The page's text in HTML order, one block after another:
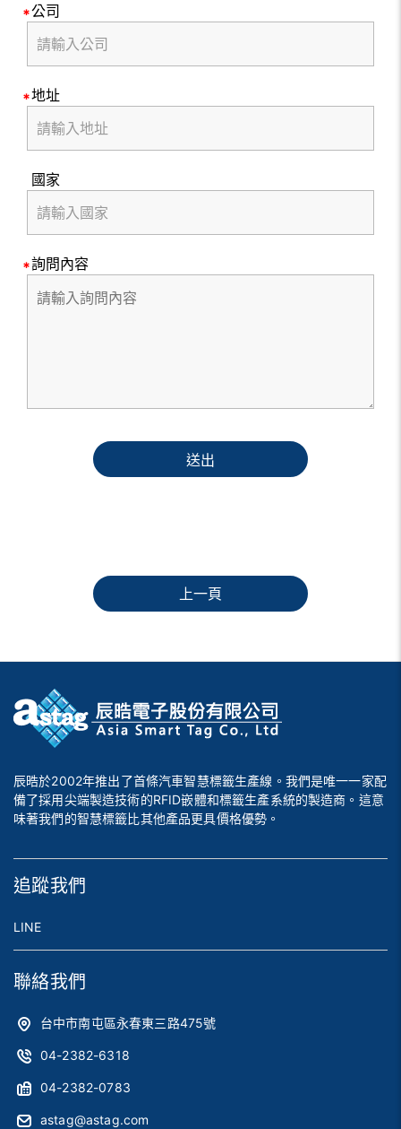
公司
地址
國家
詢問內容
送出
上一頁
辰晧於2002年推出了首條汽車智慧標籤生產線。我們是唯一一家配
備了採用尖端製造技術的RFID嵌體和標籤生產系統的製造商。這意
味著我們的智慧標籤比其他產品更具價格優勢。
追蹤我們
LINE
聯絡我們
台中市南屯區永春東三路475號
04-2382-6318
04-2382-0783
astag@astag.com